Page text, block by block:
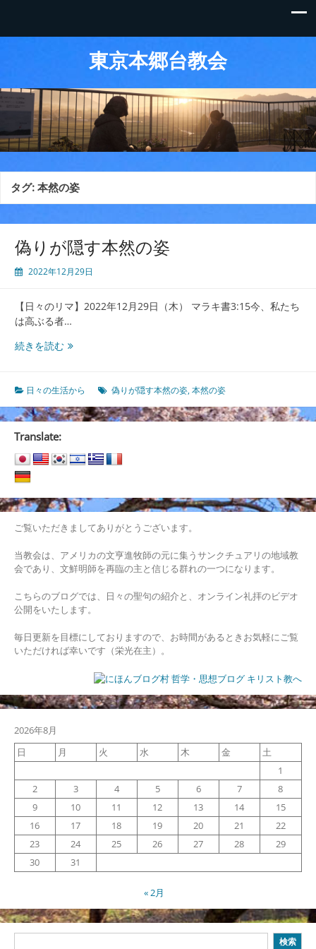
東京本郷台教会
タグ:本然の姿
偽りが隠す本然の姿
2022年12月29日
【日々のリマ】2022年12月29日（木） マラキ書3:15今、私たち
は高ぶる者…
続きを読む偽
隠
す
本
姿
日々の生活から 偽りが隠す本然の姿,本然の姿
Translate:
ご覧いただきましてありがとうございます。
当教会は、アメリカの文亨進牧師の元に集うサンクチュアリの地域教
会であり、文鮮明師を再臨の主と信じる群れの一つになります。
こちらのブログでは、日々の聖句の紹介と、オンライン礼拝のビデオ
公開をいたします。
毎日更新を目標にしておりますので、お時間があるときお気軽にご覧
いただければ幸いです（栄光在主）。
2026年8月
日
月 火 水 木 金
土
1
2
3 4 5 6 7
8
9
10 11 12 13 14
15
16
17 18 19 20 21
22
23
24 25 26 27 28
29
30
31
« 2月
検索